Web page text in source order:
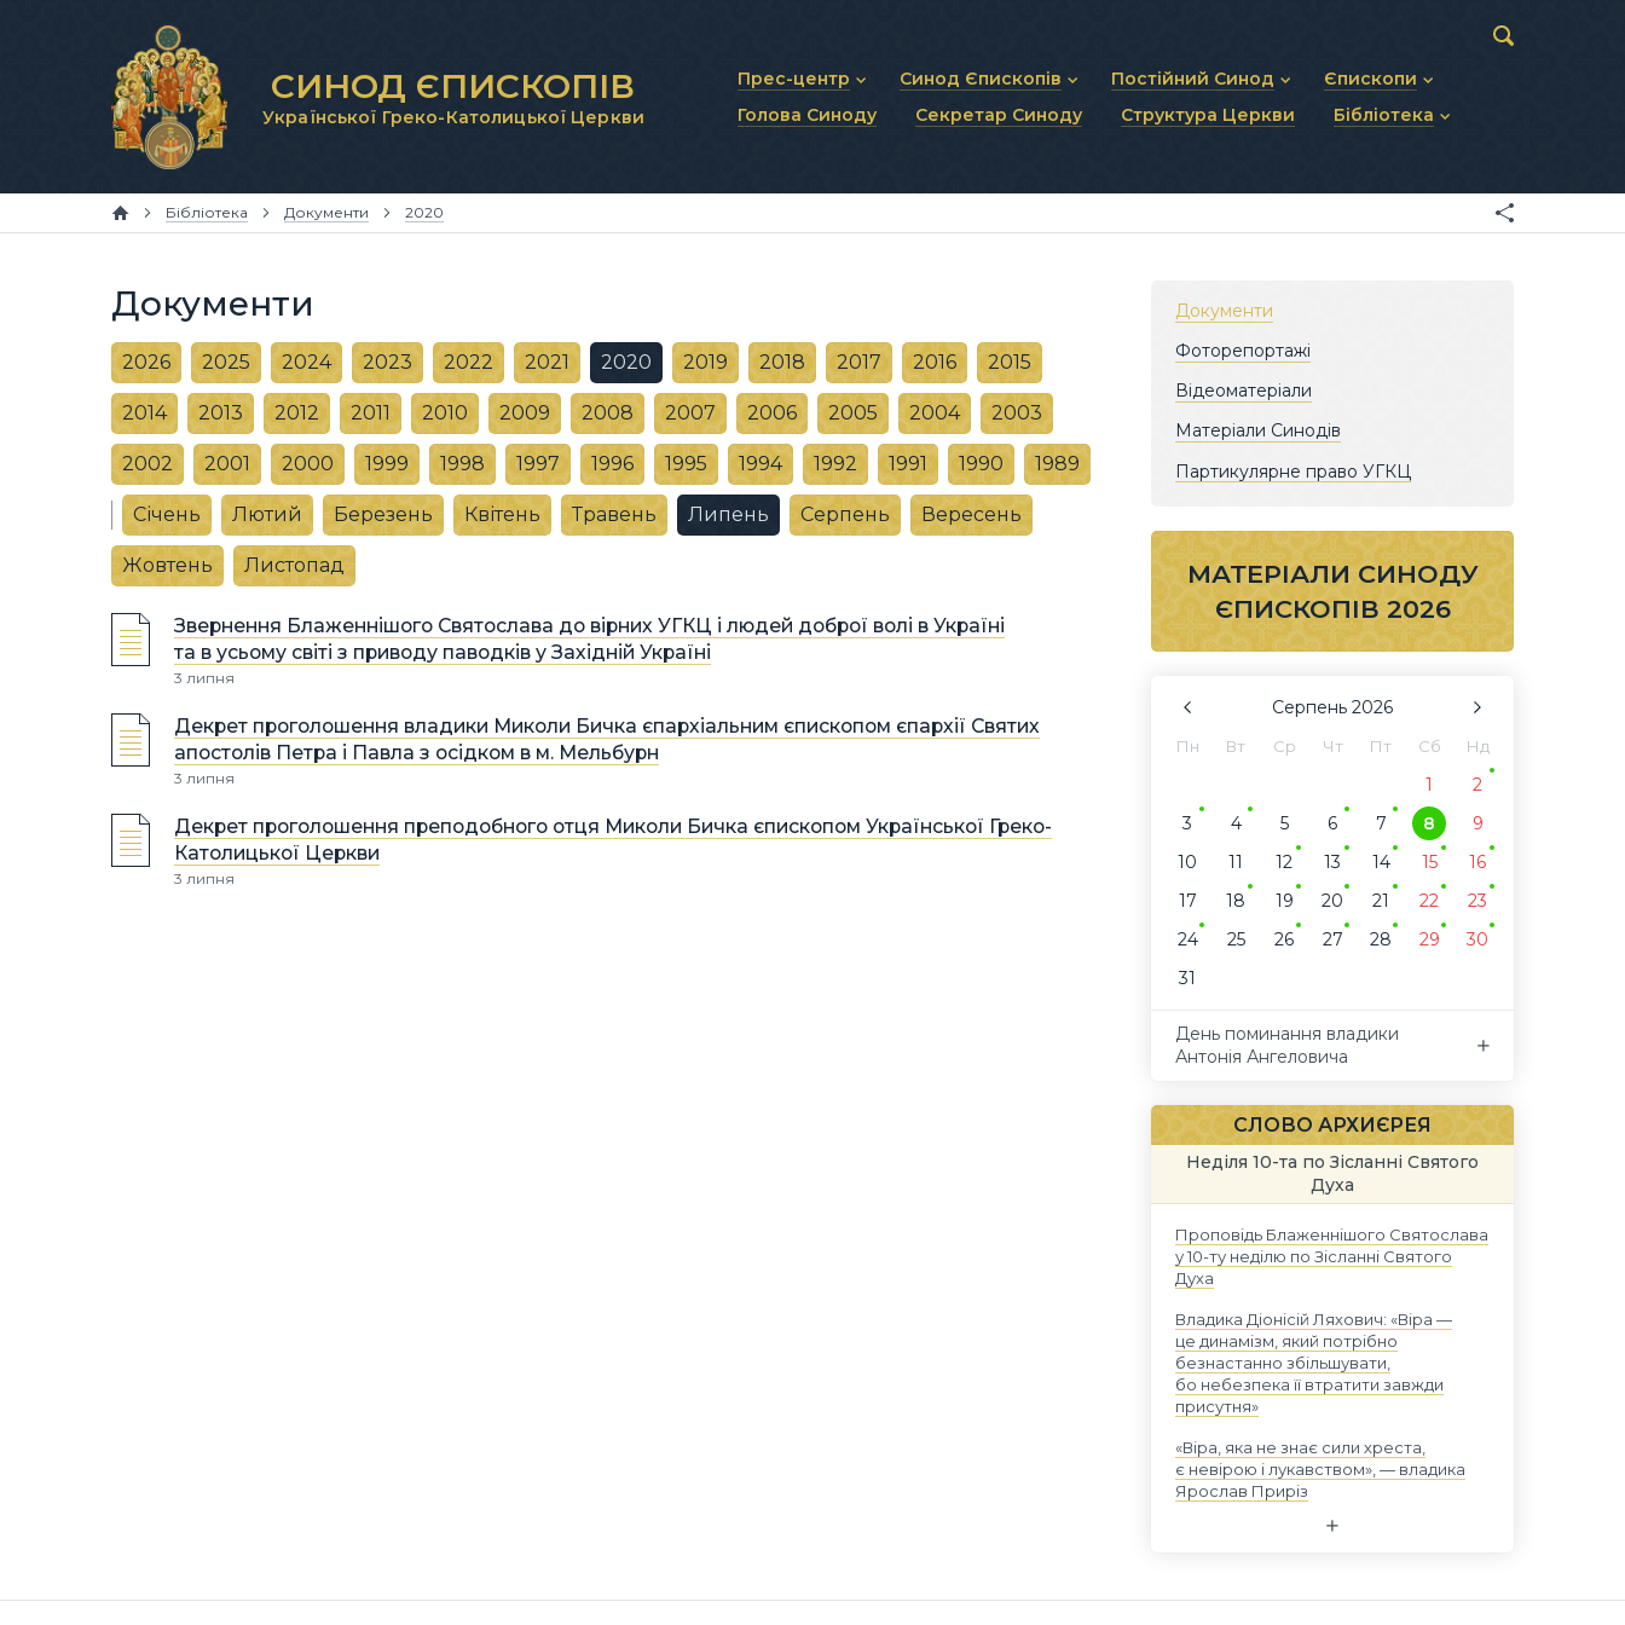
СИНОД ЄПИСКОПІВ
Української Греко-Католицької Церкви
Прес-центр
Новини та анонси
Синод Єпископів
Статут Синоду Єпископів
Синодальні органи
Постійний Синод
Статут Постійного Синоду
Єпископи
Діючі єпископи
Голова Синоду Секретар Синоду Структура Церкви Бібліотека
Матеріали Синодів
Бібліотека Документи 2020
Документи
2026 2025 2024 2023 2022 2021 2020 2019 2018 2017 2016 2015
2014 2013 2012 2011 2010 2009 2008 2007 2006 2005 2004 2003
2002 2001 2000 1999 1998 1997 1996 1995 1994 1992 1991 1990 1989
Січень Лютий Березень Квітень Травень Липень Серпень Вересень
Жовтень Листопад
Звернення Блаженнішого Святослава до вірних УГКЦ і людей доброї волі в Україні
та в усьому світі з приводу паводків у Західній Україні
3 липня
Декрет проголошення владики Миколи Бичка єпархіальним єпископом єпархії Святих
апостолів Петра і Павла з осідком в м. Мельбурн
3 липня
Декрет проголошення преподобного отця Миколи Бичка єпископом Української Греко-
Католицької Церкви
3 липня
Документи
Фоторепортажі
Відеоматеріали
Матеріали Синодів
Партикулярне право УГКЦ
МАТЕРІАЛИ СИНОДУ
ЄПИСКОПІВ 2026
Серпень 2026
Пн Вт Ср Чт Пт Сб Нд
1
2
3
4 5 6 7 8
9
10
11 12 13 14 15
16
17
18 19 20 21 22
23
24
25 26 27 28 29
30
31
День поминання владики
Антонія Ангеловича
СЛОВО АРХИЄРЕЯ
Неділя 10-та по Зісланні Святого
Духа
Проповідь Блаженнішого Святослава
у 10-ту неділю по Зісланні Святого
Духа
Владика Діонісій Ляхович: «Віра —
це динамізм, який потрібно
безнастанно збільшувати,
бо небезпека її втратити завжди
присутня»
«Віра, яка не знає сили хреста,
є невірою і лукавством», — владика
Ярослав Приріз